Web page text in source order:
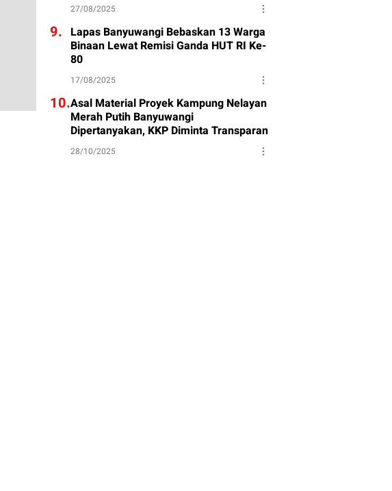
27/08/2025
9. Lapas Banyuwangi Bebaskan 13 Warga
Binaan Lewat Remisi Ganda HUT RI Ke-
80
17/08/2025
10.Asal Material Proyek Kampung Nelayan
Merah Putih Banyuwangi
Dipertanyakan, KKP Diminta Transparan
28/10/2025